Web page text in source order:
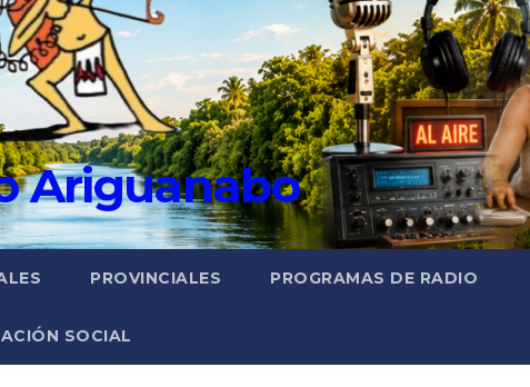
Ariguanabo
PROVINCIALES PROGRAMAS DE RADIO
SOCIAL